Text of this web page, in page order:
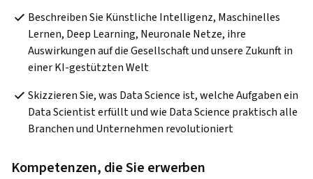
Beschreiben Sie Künstliche Intelligenz, Maschinelles
Lernen, Deep Learning, Neuronale Netze, ihre
Auswirkungen auf die Gesellschaft und unsere Zukunft in
einer KI-gestützten Welt
Skizzieren Sie, was Data Science ist, welche Aufgaben ein
Data Scientist erfüllt und wie Data Science praktisch alle
Branchen und Unternehmen revolutioniert
Kompetenzen, die Sie erwerben